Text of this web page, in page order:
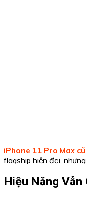
iPhone 11 Pro Max cũ
flagship hiện đại,
Hiệu Năng Vẫn